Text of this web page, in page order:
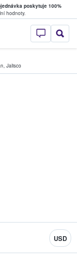
poskytuje 100%
hodnoty.
–
vstupenky
, Jalisco
USD